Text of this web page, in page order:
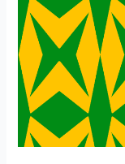
isenção
do
ISS
para
empresas
ligadas
Copa